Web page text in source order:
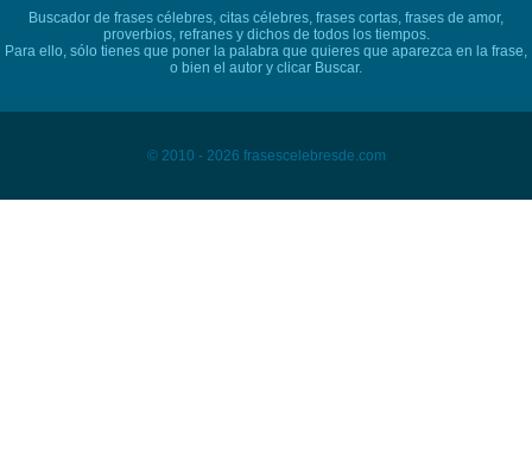
Buscador de frases célebres, citas célebres, frases cortas, frases de amor,
proverbios, refranes y dichos de todos los tiempos.
Para ello, sólo tienes que poner la palabra que quieres que aparezca en la frase,
o bien el autor y clicar Buscar.
© 2010 - 2026 frasescelebresde.com